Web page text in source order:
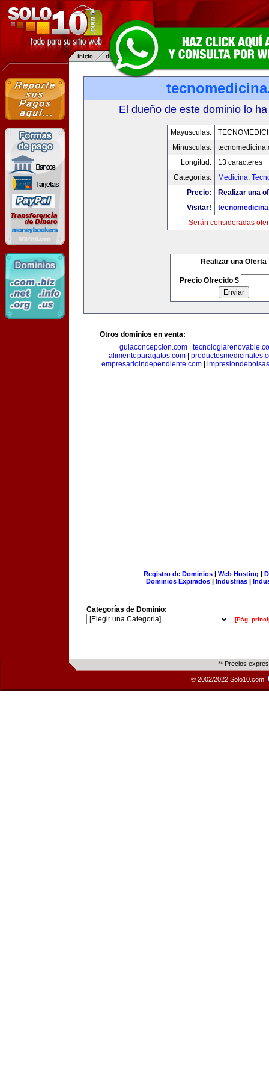
El dueño de este dominio lo
Mayusculas:
Minusculas:
Longitud:
13 caracteres
Categorias:
Medicina,
Precio:
Realizar una
Visitar!
Serán consideradas
Realizar una Oferta
Precio Ofrecido $
Otros dominios en venta:
guiaconcepcion.com|
alimentoparagatos.com
empresarioindependiente.com
Registro de Dominios| Web Hosting |
Dominios Expirados | Industrias |
Categorías de Dominio:
[Pág.
** Precios
© 2002/2022 Solo10.com